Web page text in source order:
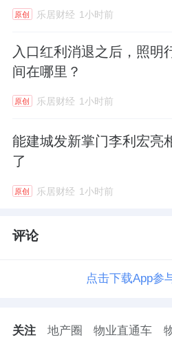
原创 乐居财经 1小时前
入口红利消退之后，照明
间在哪里？
原创 乐居财经 1小时前
能建城发新掌门李利宏亮
了
原创 乐居财经 1小时前
评论
点击下载App参
关注 地产圈 物业直通车